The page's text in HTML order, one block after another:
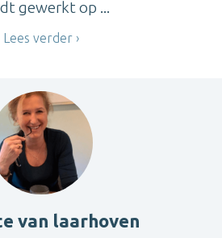
gewerkt op ...
Lees verder
van laarhoven